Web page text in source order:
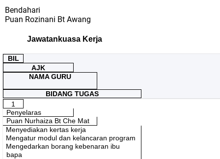
Bendahari
Puan Rozinani Bt Awang
Jawatankuasa Kerja
BIL
AJK
NAMA GURU
BIDANG TUGAS
1
Penyelaras
Puan Nurhaiza Bt Che Mat
Menyediakan kertas kerja
Mengatur modul dan kelancaran program
Mengedarkan borang kebenaran ibu
bapa